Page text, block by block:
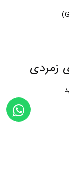
زمردی